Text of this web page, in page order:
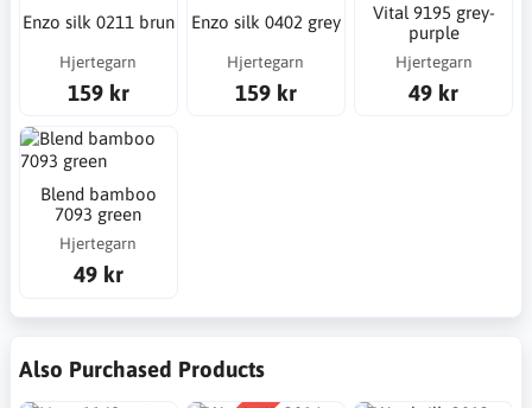
Enzo silk 0211 brun
Hjertegarn
159 kr
Enzo silk 0402 grey
Hjertegarn
159 kr
Vital 9195 grey-
purple
Hjertegarn
49 kr
Blend bamboo
7093 green
Hjertegarn
49 kr
Also Purchased Products